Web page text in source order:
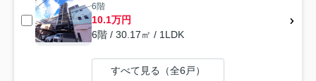
6階
10.1万円
6階 / 30.17㎡ / 1LDK
すべて見る（全6戸）